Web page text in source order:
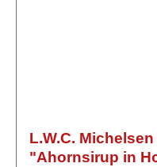
L.W.C.
"Ahornsirup in